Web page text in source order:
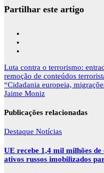
Partilhar este artigo
Navegação
de
artigos
Luta contra o terrorismo:
remoção de conteúdos
“Cidadania europeia,
Jaime Moniz
Publicações relacionadas
Destaque Notícias
UE recebe 1,4 mil milhões
ativos russos imobilizados